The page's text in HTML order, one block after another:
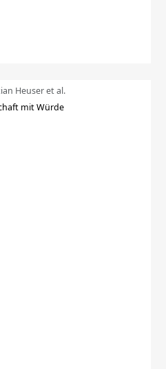
Heuser et al.
mit Würde